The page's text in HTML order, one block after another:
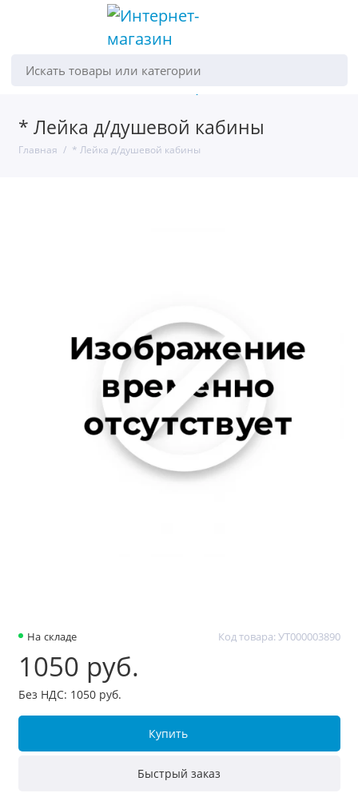
Искать товары или категории
* Лейка д/душевой кабины
Главная * Лейка д/душевой кабины
На складе Код товара: УТ000003890
1050 руб.
Без НДС: 1050 руб.
Купить
Быстрый заказ